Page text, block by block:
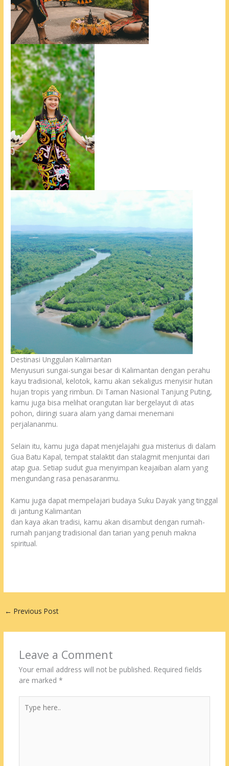
Destinasi Unggulan Kalimantan
Menyusuri sungai-sungai besar di Kalimantan dengan perahu
kayu tradisional, kelotok, kamu akan sekaligus menyisir hutan
hujan tropis yang rimbun. Di Taman Nasional Tanjung Puting,
kamu juga bisa melihat orangutan liar bergelayut di atas
pohon, diiringi suara alam yang damai menemani
perjalananmu.
Selain itu, kamu juga dapat menjelajahi gua misterius di dalam
Gua Batu Kapal, tempat stalaktit dan stalagmit menjuntai dari
atap gua. Setiap sudut gua menyimpan keajaiban alam yang
mengundang rasa penasaranmu.
Kamu juga dapat mempelajari budaya Suku Dayak yang tinggal
di jantung Kalimantan
dan kaya akan tradisi, kamu akan disambut dengan rumah-
rumah panjang tradisional dan tarian yang penuh makna
spiritual.
← Previous Post
Leave a Comment
Your email address will not be published. Required fields
are marked *
here..